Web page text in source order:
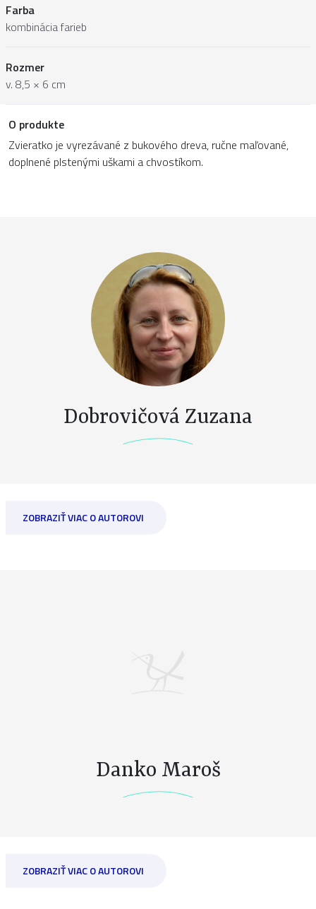
Farba
kombinácia farieb
Rozmer
v. 8,5 × 6 cm
O produkte
Zvieratko je vyrezávané z bukového dreva, ručne maľované,
doplnené plstenými uškami a chvostíkom.
Dobrovičová Zuzana
ZOBRAZIŤ VIAC O AUTOROVI
Danko Maroš
ZOBRAZIŤ VIAC O AUTOROVI